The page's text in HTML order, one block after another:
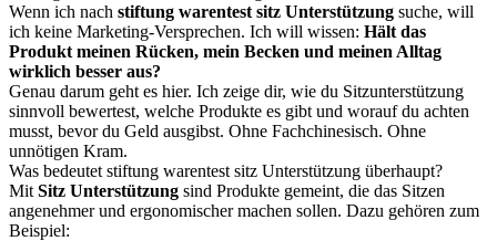
Wenn ich nach stiftung warentest sitz Unterstützung suche, will
ich keine Marketing-Versprechen. Ich will wissen: Hält das
Produkt meinen Rücken, mein Becken und meinen Alltag
wirklich besser aus?
Genau darum geht es hier. Ich zeige dir, wie du Sitzunterstützung
sinnvoll bewertest, welche Produkte es gibt und worauf du achten
musst, bevor du Geld ausgibst. Ohne Fachchinesisch. Ohne
unnötigen Kram.
Was bedeutet stiftung warentest sitz Unterstützung überhaupt?
Mit Sitz Unterstützung sind Produkte gemeint, die das Sitzen
angenehmer und ergonomischer machen sollen. Dazu gehören zum
Beispiel: